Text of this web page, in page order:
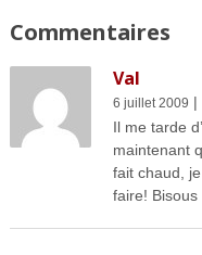
Commentaires
Val
6 juillet 2009 |
Il me tarde
maintenant
fait chaud,
faire! Bisous